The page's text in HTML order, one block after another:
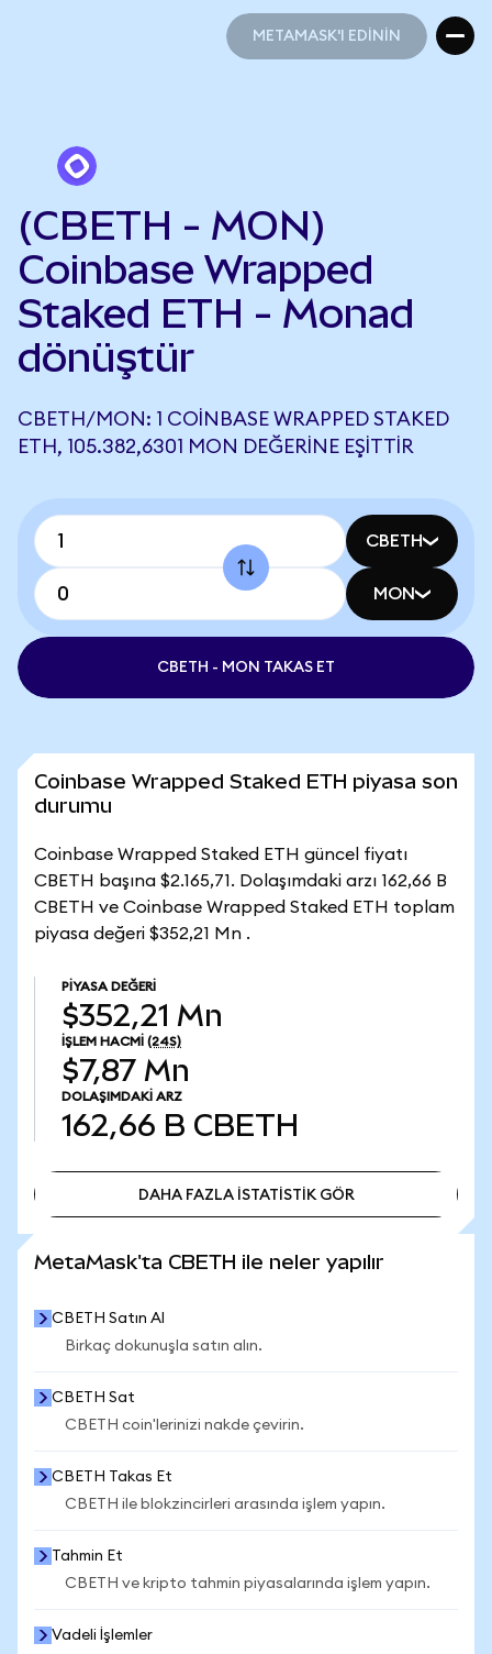
METAMASK'I EDİNİN
(CBETH - MON)
Coinbase Wrapped
Staked ETH - Monad
dönüştür
CBETH/MON: 1 COINBASE WRAPPED STAKED
ETH, 105.382,6301 MON DEĞERINE EŞITTIR
CBETH
MON
CBETH - MON TAKAS ET
Coinbase Wrapped Staked ETH piyasa son
durumu
Coinbase Wrapped Staked ETH güncel fiyatı
CBETH başına $2.165,71. Dolaşımdaki arzı 162,66 B
CBETH ve Coinbase Wrapped Staked ETH toplam
piyasa değeri $352,21 Mn .
PIYASA DEĞERI
$352,21 Mn
İŞLEM HACMI (24S)
$7,87 Mn
DOLAŞIMDAKI ARZ
162,66 B CBETH
DAHA FAZLA İSTATİSTİK GÖR
MetaMask'ta CBETH ile neler yapılır
CBETH Satın Al
Birkaç dokunuşla satın alın.
CBETH Sat
CBETH coin'lerinizi nakde çevirin.
CBETH Takas Et
CBETH ile blokzincirleri arasında işlem yapın.
Tahmin Et
CBETH ve kripto tahmin piyasalarında işlem yapın.
Vadeli İşlemler